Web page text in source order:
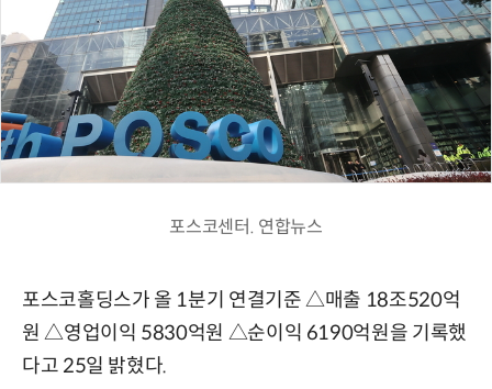
포스코센터. 연합뉴스
포스코홀딩스가 올 1분기 연결기준 △매출 18조520억
원 △영업이익 5830억원 △순이익 6190억원을 기록했
다고 25일 밝혔다.